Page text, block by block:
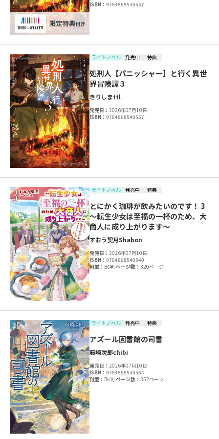
ISBN：9784868540557
ライトノベル 発売中 特典
処刑人【パニッシャー】と行く異世
界冒険譚３
きりしまttl
発売日：2026年07月10日
ISBN：9784868540557
ライトノベル 発売中 特典
とにかく珈琲が飲みたいのです！ 3
～転生少女は至福の一杯のため、大
商人に成り上がります～
すおう契月Shabon
発売日：2026年07月10日
ISBN：9784868540540
判型： B6判ページ数：320ページ
ライトノベル 発売中 特典
アズール図書館の司書
藤崎次郎chibi
発売日：2026年07月10日
ISBN：9784868540564
判型： B6判ページ数：352ページ